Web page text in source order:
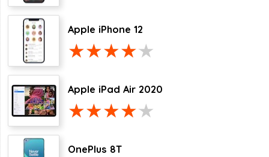
Apple iPhone 12
Apple iPad Air 2020
OnePlus 8T